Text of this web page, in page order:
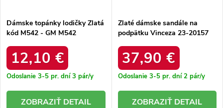
Dámske topánky lodičky Zlatá
kód M542 - GM M542
12,10 €
Odoslanie 3-5 pr. dní3 pár/y
DETAIL
Zlaté dámske sandále na
podpätku Vinceza 23-20157
37,90 €
Odoslanie 3-5 pr. dní2 pár/y
DETAIL